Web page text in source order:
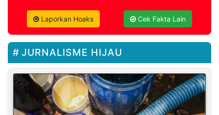
Laporkan Hoaks Cek Fakta Lain
JURNALISME HIJAU